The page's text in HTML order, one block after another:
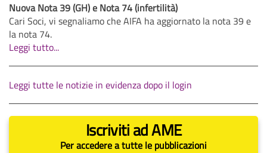
Nuova Nota 39 (GH) e Nota 74 (infertilità)
Cari Soci, vi segnaliamo che AIFA ha aggiornato la nota 39 e
la nota 74.
Leggi tutto...
Leggi tutte le notizie in evidenza dopo il login
Iscriviti ad AME
Per accedere a tutte le pubblicazioni